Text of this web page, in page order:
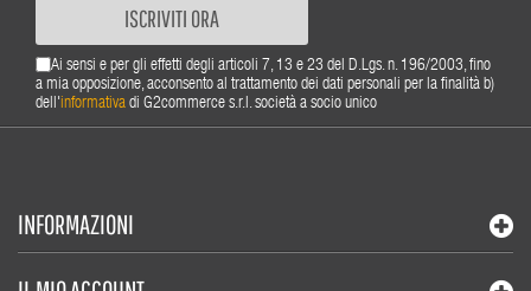
ISCRIVITI ORA
Ai sensi e per gli effetti degli articoli 7, 13 e 23 del D.Lgs. n. 196/2003, fino
a mia opposizione, acconsento al trattamento dei dati personali per la finalità b)
dell'informativa di G2commerce s.r.l. società a socio unico
INFORMAZIONI